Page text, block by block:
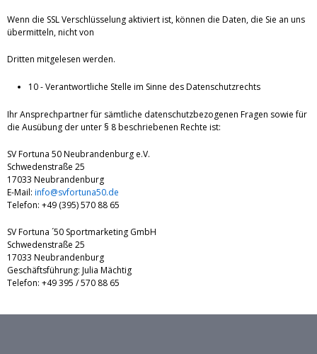
Wenn die SSL Verschlüsselung aktiviert ist, können die Daten, die Sie an uns
übermitteln, nicht von
Dritten mitgelesen werden.
10 - Verantwortliche Stelle im Sinne des Datenschutzrechts
Ihr Ansprechpartner für sämtliche datenschutzbezogenen Fragen sowie für
die Ausübung der unter § 8 beschriebenen Rechte ist:
SV Fortuna 50 Neubrandenburg e.V.
Schwedenstraße 25
17033 Neubrandenburg
E-Mail: info@svfortuna50.de
Telefon: +49 (395) 570 88 65
SV Fortuna ´50 Sportmarketing GmbH
Schwedenstraße 25
17033 Neubrandenburg
Geschäftsführung: Julia Mächtig
Telefon: +49 395 / 570 88 65